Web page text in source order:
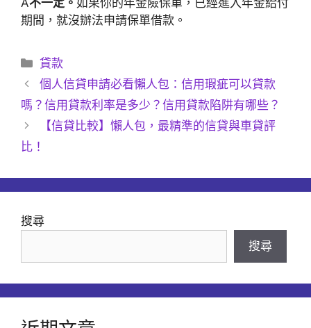
期間，就沒辦法申請保單借款。
分
類
貸款
個人信貸申請必看懶人包：信用瑕疵可以貸款
嗎？信用貸款利率是多少？信用貸款陷阱有哪些？
【信貸比較】懶人包，最精準的信貸與車貸評
比！
搜尋
搜尋